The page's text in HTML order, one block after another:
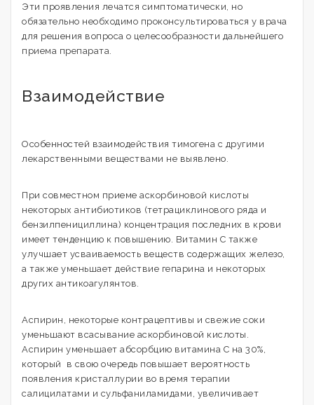
Эти проявления лечатся симптоматически, но
обязательно необходимо проконсультироваться у врача
для решения вопроса о целесообразности дальнейшего
приема препарата.
Взаимодействие
Особенностей взаимодействия тимогена с другими
лекарственными веществами не выявлено.
При совместном приеме аскорбиновой кислоты
некоторых антибиотиков (тетрациклинового ряда и
бензилпенициллина) концентрация последних в крови
имеет тенденцию к повышению. Витамин С также
улучшает усваиваемость веществ содержащих железо,
а также уменьшает действие гепарина и некоторых
других антикоагулянтов.
Аспирин, некоторые контрацептивы и свежие соки
уменьшают всасывание аскорбиновой кислоты.
Аспирин уменьшает абсорбцию витамина С на 30%,
который в свою очередь повышает вероятность
появления кристаллурии во время терапии
салицилатами и сульфаниламидами, увеличивает